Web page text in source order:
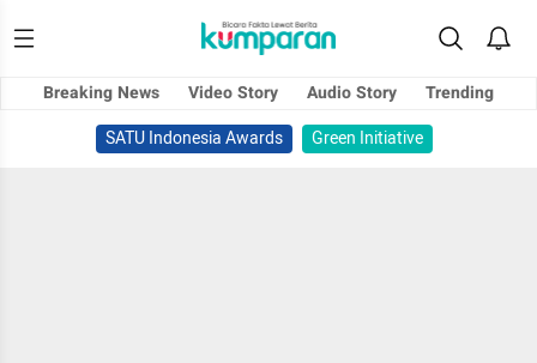
Breaking News Video Story Audio Story
Trending
SATU Indonesia Awards
Green Initiative